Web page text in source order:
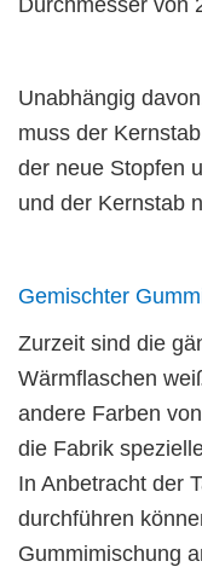
Durchmesser von
Unabhängig
muss der
der neue Stopfen
und der Kernstab
Gemischter
Zurzeit sind die
Wärmflaschen
andere Farben
die Fabrik
In Anbetracht der
durchführen
Gummimischung